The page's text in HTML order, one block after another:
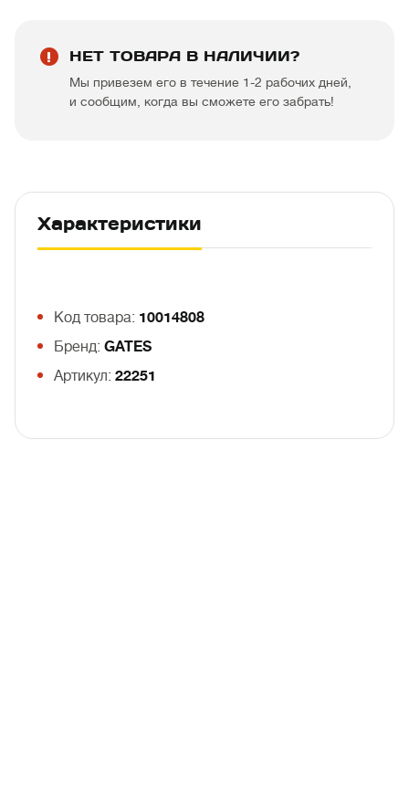
НЕТ ТОВАРА В НАЛИЧИИ?
Мы привезем его в течение 1-2 рабочих дней,
и сообщим, когда вы сможете его забрать!
Характеристики
Код товара: 10014808
Бренд: GATES
Артикул: 22251